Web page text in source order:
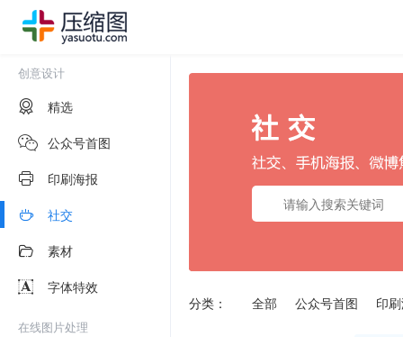
创意设计
精选
公众号首图
印刷海报
社交
素材
字体特效
在线图片处理
分类： 全部 公众号首图 印